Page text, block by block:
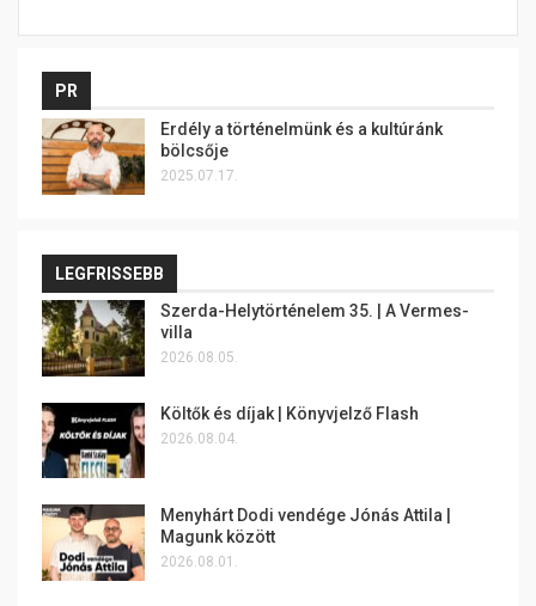
PR
Erdély a történelmünk és a kultúránk
bölcsője
2025.07.17.
LEGFRISSEBB
Szerda-Helytörténelem 35. | A Vermes-
villa
2026.08.05.
Költők és díjak | Könyvjelző Flash
2026.08.04.
Menyhárt Dodi vendége Jónás Attila |
Magunk között
2026.08.01.